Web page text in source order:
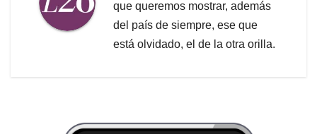
que queremos mostrar, además
del país de siempre, ese que
está olvidado, el de la otra orilla.